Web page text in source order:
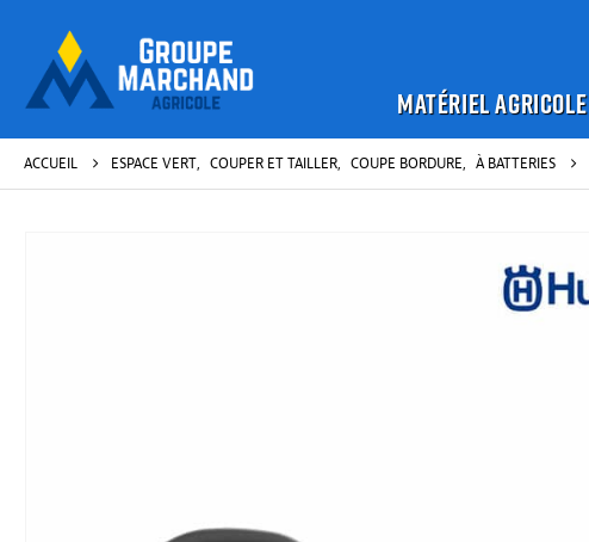
MATÉRIEL AGRICOLE
ACCUEIL ESPACE VERT, COUPER ET TAILLER, COUPE BORDURE, À BATTERIES